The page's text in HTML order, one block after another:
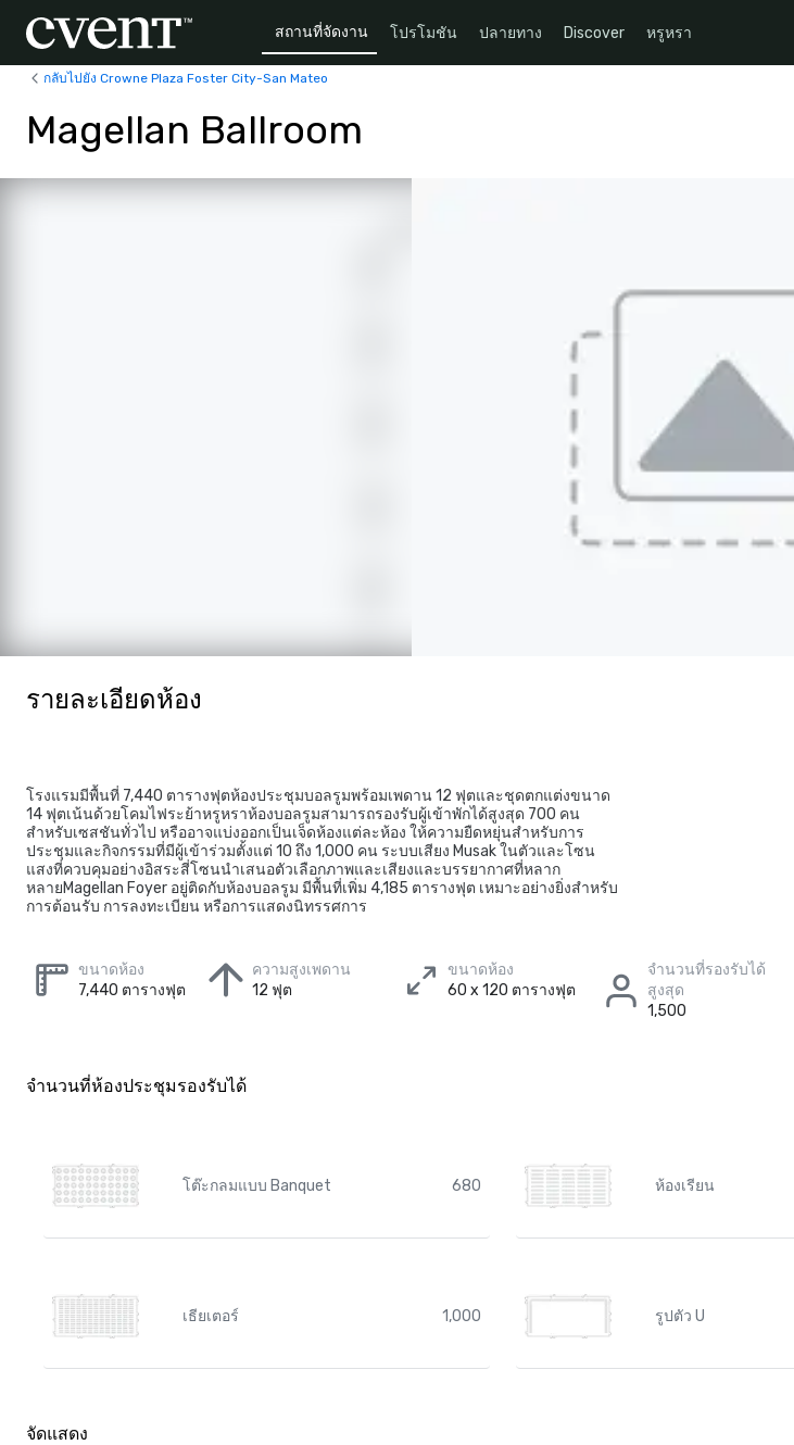
สถานที่จัดงาน โปรโมชัน ปลายทาง Discover หรูหรา
กลับไปยัง Crowne Plaza Foster City-San Mateo
Magellan Ballroom
รายละเอียดห้อง
โรงแรมมีพื้นที่ 7,440 ตารางฟุตห้องประชุมบอลรูมพร้อมเพดาน 12 ฟุตและชุดตกแต่งขนาด
14 ฟุตเน้นด้วยโคมไฟระย้าหรูหราห้องบอลรูมสามารถรองรับผู้เข้าพักได้สูงสุด 700 คน
สำหรับเซสชันทั่วไป หรืออาจแบ่งออกเป็นเจ็ดห้องแต่ละห้อง ให้ความยืดหยุ่นสำหรับการ
ประชุมและกิจกรรมที่มีผู้เข้าร่วมตั้งแต่ 10 ถึง 1,000 คน ระบบเสียง Musak ในตัวและโซน
แสงที่ควบคุมอย่างอิสระสี่โซนนำเสนอตัวเลือกภาพและเสียงและบรรยากาศที่หลาก
หลายMagellan Foyer อยู่ติดกับห้องบอลรูม มีพื้นที่เพิ่ม 4,185 ตารางฟุต เหมาะอย่างยิ่งสำหรับ
การต้อนรับ การลงทะเบียน หรือการแสดงนิทรรศการ
ขนาดห้อง
7,440 ตารางฟุต
ความสูงเพดาน
12 ฟุต
ขนาดห้อง
60 x 120 ตารางฟุต
จำนวนที่รองรับได้
สูงสุด
1,500
จำนวนที่ห้องประชุมรองรับได้
โต๊ะกลมแบบ Banquet 680 ห้องเรียน
เธียเตอร์ 1,000 รูปตัว U
จัดแสดง